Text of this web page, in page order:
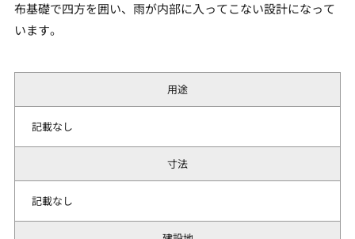
布基礎で四方を囲い、雨が内部に入ってこない設計になって
います。
用途
記載なし
寸法
記載なし